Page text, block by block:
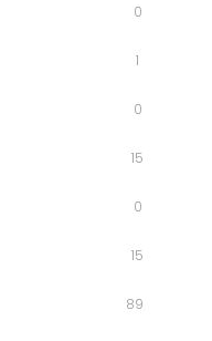
0
1
0
15
0
15
89